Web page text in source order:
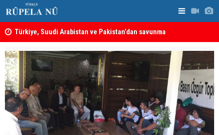
Türkiye, Suudi Arabistan ve Pakistan’dan savunma
anlaşması: Bir üyeye saldırı, tüm üyelere yapılmış
sayılacak
Önemli